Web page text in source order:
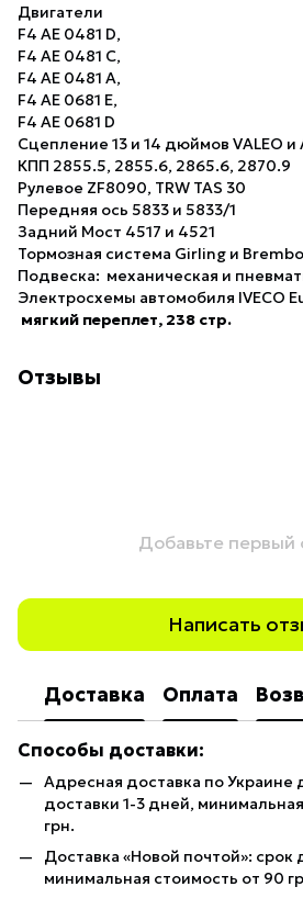
Двигатели
F4 AE 0481 D,
F4 AE 0481 C,
F4 AE 0481 А,
F4 AE 0681 E,
F4 AE 0681 D
Сцепление 13 и 14 дюймов VALEO и
КПП 2855.5, 2855.6, 2865.6, 2870.9
Рулевое ZF8090, TRW TAS 30
Передняя ось 5833 и 5833/1
Задний Мост 4517 и 4521
Тормозная система Girling и Brembo
Подвеска: механическая и
Электросхемы автомобиля IVECO
мягкий переплет, 238 стр.
Отзывы
Добавьте первый
Написать
Доставка Оплата
Способы доставки:
Адресная доставка по Украине
доставки 1-3 дней,
грн.
Доставка «Новой почтой»: срок
минимальная стоимость от 90